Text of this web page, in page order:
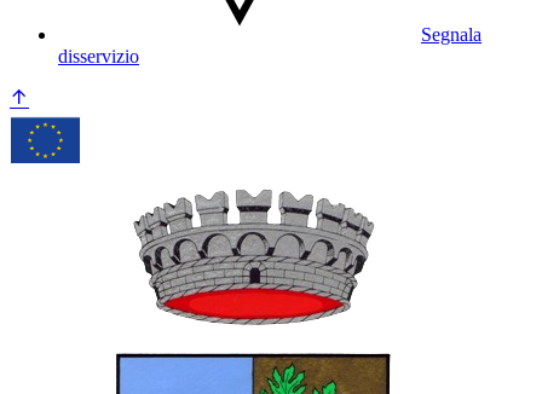
Segnala
disservizio